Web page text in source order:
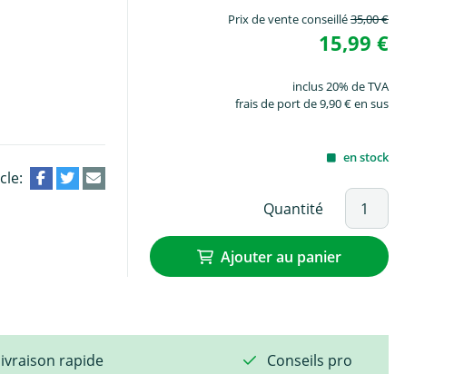
Prix de vente conseillé35,00 €
15,99 €
inclus 20% de TVA
frais de port de 9,90 € en sus
en stock
Quantité
Ajouter au panier
rapide Conseils pro